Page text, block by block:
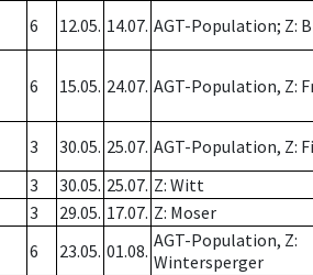
6 12.05. 14.07. AGT-Population; Z:
6 15.05. 24.07. AGT-Population, Z:
3 30.05. 25.07. AGT-Population, Z:
3 30.05. 25.07. Z: Witt
3 29.05. 17.07. Z: Moser
6 23.05. 01.08. AGT-Population, Z:
Wintersperger